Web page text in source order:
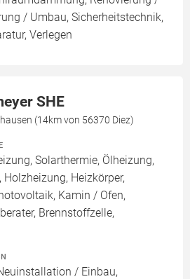
/ Umbau, Sicherheitstechnik,
Verlegen
SHE
(14km von 56370 Diez)
Solarthermie, Ölheizung,
Holzheizung, Heizkörper,
Kamin / Ofen,
Brennstoffzelle,
/ Einbau,